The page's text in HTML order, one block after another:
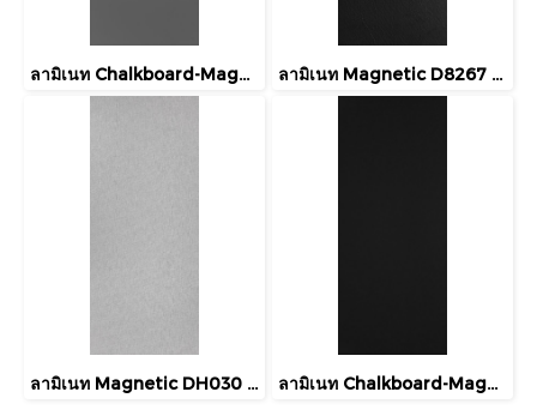
ลามิเนท Chalkboard-Magnetic DH029 Formica Laminate Stone Grey Magnetic Chalkboard ลามิเนท Magnetic D8267 Formica Laminate Slate Black
ลามิเนท Magnetic DH030 Formica Laminate Cross-Brushed Magnetic Board ลามิเนท Chalkboard-Magnetic D8205 Formica Laminate Black Magnetic Chalkboard